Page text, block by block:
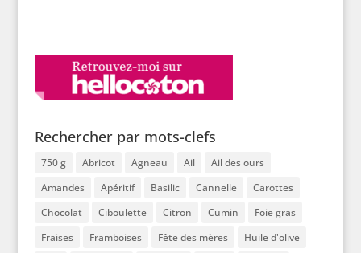
Rechercher par mots-clefs
750 g Abricot Agneau Ail
Ail des ours
Amandes
Apéritif Basilic Cannelle
Carottes
Chocolat
Ciboulette Citron Cumin
Foie gras
Fraises
Framboises Fête des mères Huile d'olive